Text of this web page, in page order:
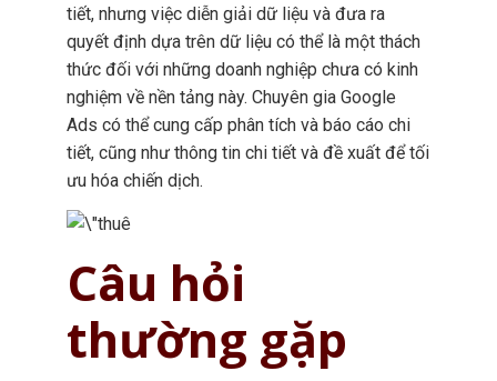
tiết, nhưng việc diễn giải dữ liệu và đưa ra
quyết định dựa trên dữ liệu có thể là một thách
thức đối với những doanh nghiệp chưa có kinh
nghiệm về nền tảng này. Chuyên gia Google
Ads có thể cung cấp phân tích và báo cáo chi
tiết, cũng như thông tin chi tiết và đề xuất để tối
ưu hóa chiến dịch.
Câu hỏi
thường gặp